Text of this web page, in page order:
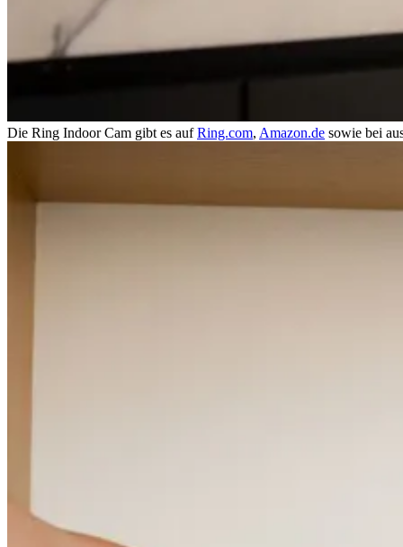
Die Ring Indoor Cam gibt es aufRing.com, Amazon.de sowie bei